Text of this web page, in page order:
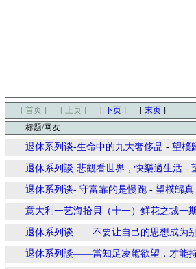
[ 首页 ] [ 上页 ] [ 下页 ] [ 末页 ]
标题/网友
退休系列谈-生命中的九大奢侈品 - 望樸
退休系列談-悲觀看世界，快樂過生活 -
退休系列谈- 守富靠的是慢跑 - 望樸歸真
意大利一艺海拾貝（十一）鲜花之城一
退休系列谈——不要让自己的思想成为
退休系列談——當知足凌駕欲望，才能